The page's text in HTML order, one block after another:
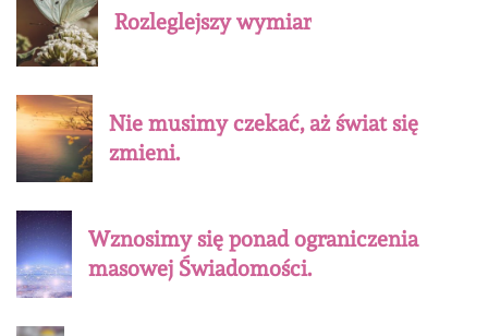
Rozleglejszy wymiar
Nie musimy czekać, aż świat się
zmieni.
Wznosimy się ponad ograniczenia
masowej Świadomości.